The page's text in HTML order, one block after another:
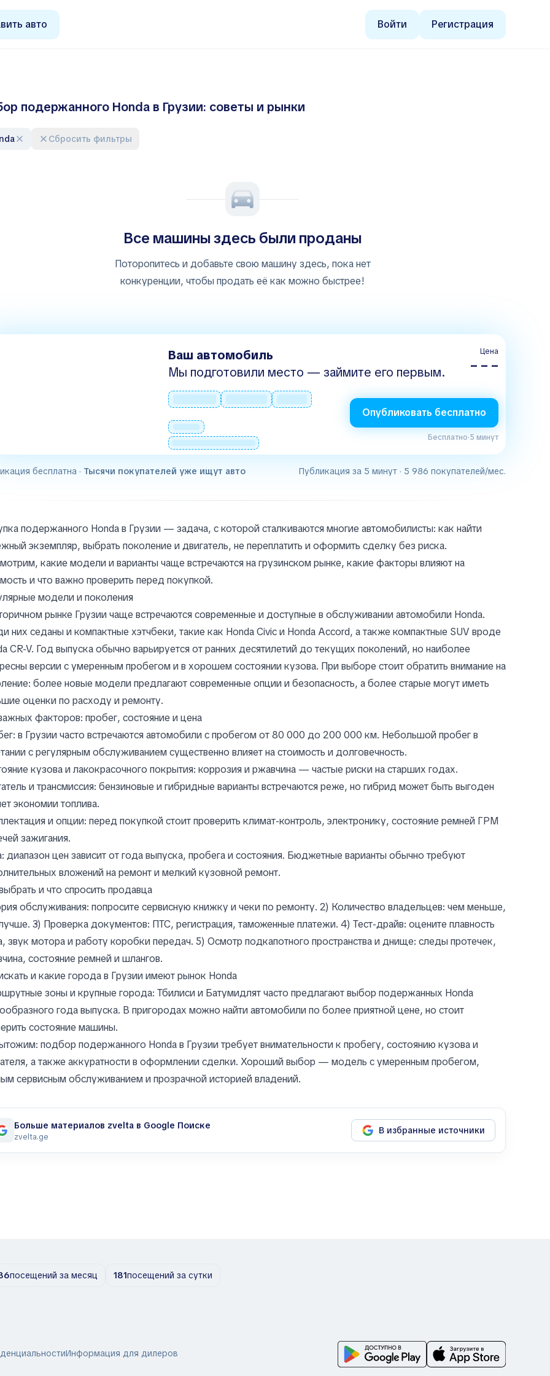
авто Войти Регистрация
подержанного Honda в Грузии: советы и рынки
Сбросить фильтры
Все машины здесь были проданы
Поторопитесь и добавьте свою машину здесь, пока нет
конкуренции, чтобы продать её как можно быстрее!
Ваш автомобиль
Мы подготовили место — займите его первым.
Цена
– – –
Опубликовать бесплатно
Бесплатно·5 минут
бесплатна · Тысячи покупателей уже ищут авто Публикация за 5 минут · 5 986 покупателей/мес.
подержанного Honda в Грузии — задача, с которой сталкиваются многие автомобилисты: как найти
экземпляр, выбрать поколение и двигатель, не переплатить и оформить сделку без риска.
какие модели и варианты чаще встречаются на грузинском рынке, какие факторы влияют на
и что важно проверить перед покупкой.
модели и поколения
рынке Грузии чаще встречаются современные и доступные в обслуживании автомобили Honda.
них седаны и компактные хэтчбеки, такие как Honda Civic и Honda Accord, а также компактные SUV вроде
CR-V. Год выпуска обычно варьируется от ранних десятилетий до текущих поколений, но наиболее
версии с умеренным пробегом и в хорошем состоянии кузова. При выборе стоит обратить внимание на
более новые модели предлагают современные опции и безопасность, а более старые могут иметь
оценки по расходу и ремонту.
факторов: пробег, состояние и цена
в Грузии часто встречаются автомобили с пробегом от 80 000 до 200 000 км. Небольшой пробег в
с регулярным обслуживанием существенно влияет на стоимость и долговечность.
кузова и лакокрасочного покрытия: коррозия и ржавчина — частые риски на старших годах.
и трансмиссия: бензиновые и гибридные варианты встречаются реже, но гибрид может быть выгоден
экономии топлива.
и опции: перед покупкой стоит проверить климат-контроль, электронику, состояние ремней ГРМ
зажигания.
диапазон цен зависит от года выпуска, пробега и состояния. Бюджетные варианты обычно требуют
вложений на ремонт и мелкий кузовной ремонт.
и что спросить продавца
обслуживания: попросите сервисную книжку и чеки по ремонту. 2) Количество владельцев: чем меньше,
3) Проверка документов: ПТС, регистрация, таможенные платежи. 4) Тест-драйв: оцените плавность
звук мотора и работу коробки передач. 5) Осмотр подкапотного пространства и днище: следы протечек,
состояние ремней и шлангов.
и какие города в Грузии имеют рынок Honda
зоны и крупные города: Тбилиси и Батумидлят часто предлагают выбор подержанных Honda
года выпуска. В пригородах можно найти автомобили по более приятной цене, но стоит
состояние машины.
подбор подержанного Honda в Грузии требует внимательности к пробегу, состоянию кузова и
а также аккуратности в оформлении сделки. Хороший выбор — модель с умеренным пробегом,
сервисным обслуживанием и прозрачной историей владений.
Больше материалов zvelta в Google Поиске
zvelta.ge
В избранные источники
посещений за месяц 181посещений за сутки
Информация для дилеров